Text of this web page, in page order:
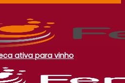
ativa para vinho